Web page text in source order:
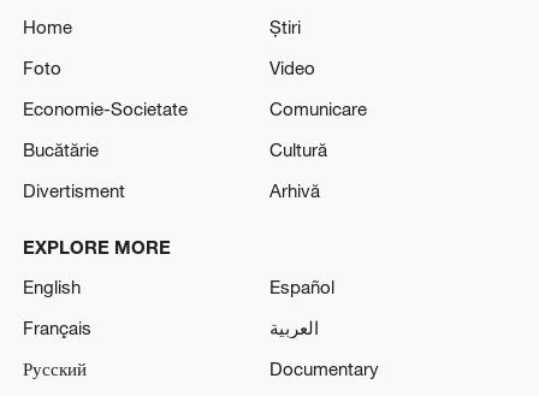
Home
Știri
Foto
Video
Economie-Societate
Comunicare
Bucătărie
Cultură
Divertisment
Arhivă
EXPLORE MORE
English
Español
Français
العربية
Русский
Documentary